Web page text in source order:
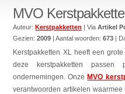
MVO
Auteur:Kerstpakketten | ViaArtikel
Gezien:2009 | Aantal woorden:673 |
Kerstpakketten XL heeft een
deze kerstpakketten
ondernemingen. OnzeMVO
verantwoorden artikelen